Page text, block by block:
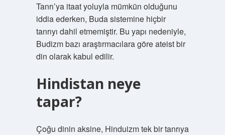
Tanrı’ya itaat yoluyla mümkün olduğunu
iddia ederken, Buda sistemine hiçbir
tanrıyı dahil etmemiştir. Bu yapı nedeniyle,
Budizm bazı araştırmacılara göre ateist bir
din olarak kabul edilir.
Hindistan neye
tapar?
Çoğu dinin aksine, Hinduizm tek bir tanrıya